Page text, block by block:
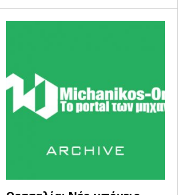
Χρήσης
με το Michanikos-Online
2018 - All Rights Reserved